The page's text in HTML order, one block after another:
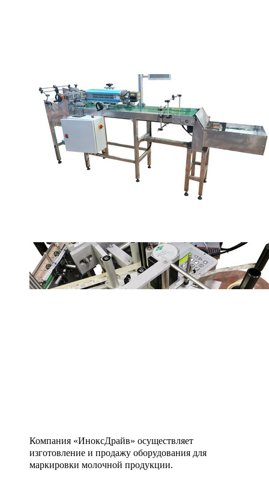
Компания «ИноксДрайв» осуществляет
изготовление и продажу оборудования для
маркировки молочной продукции.